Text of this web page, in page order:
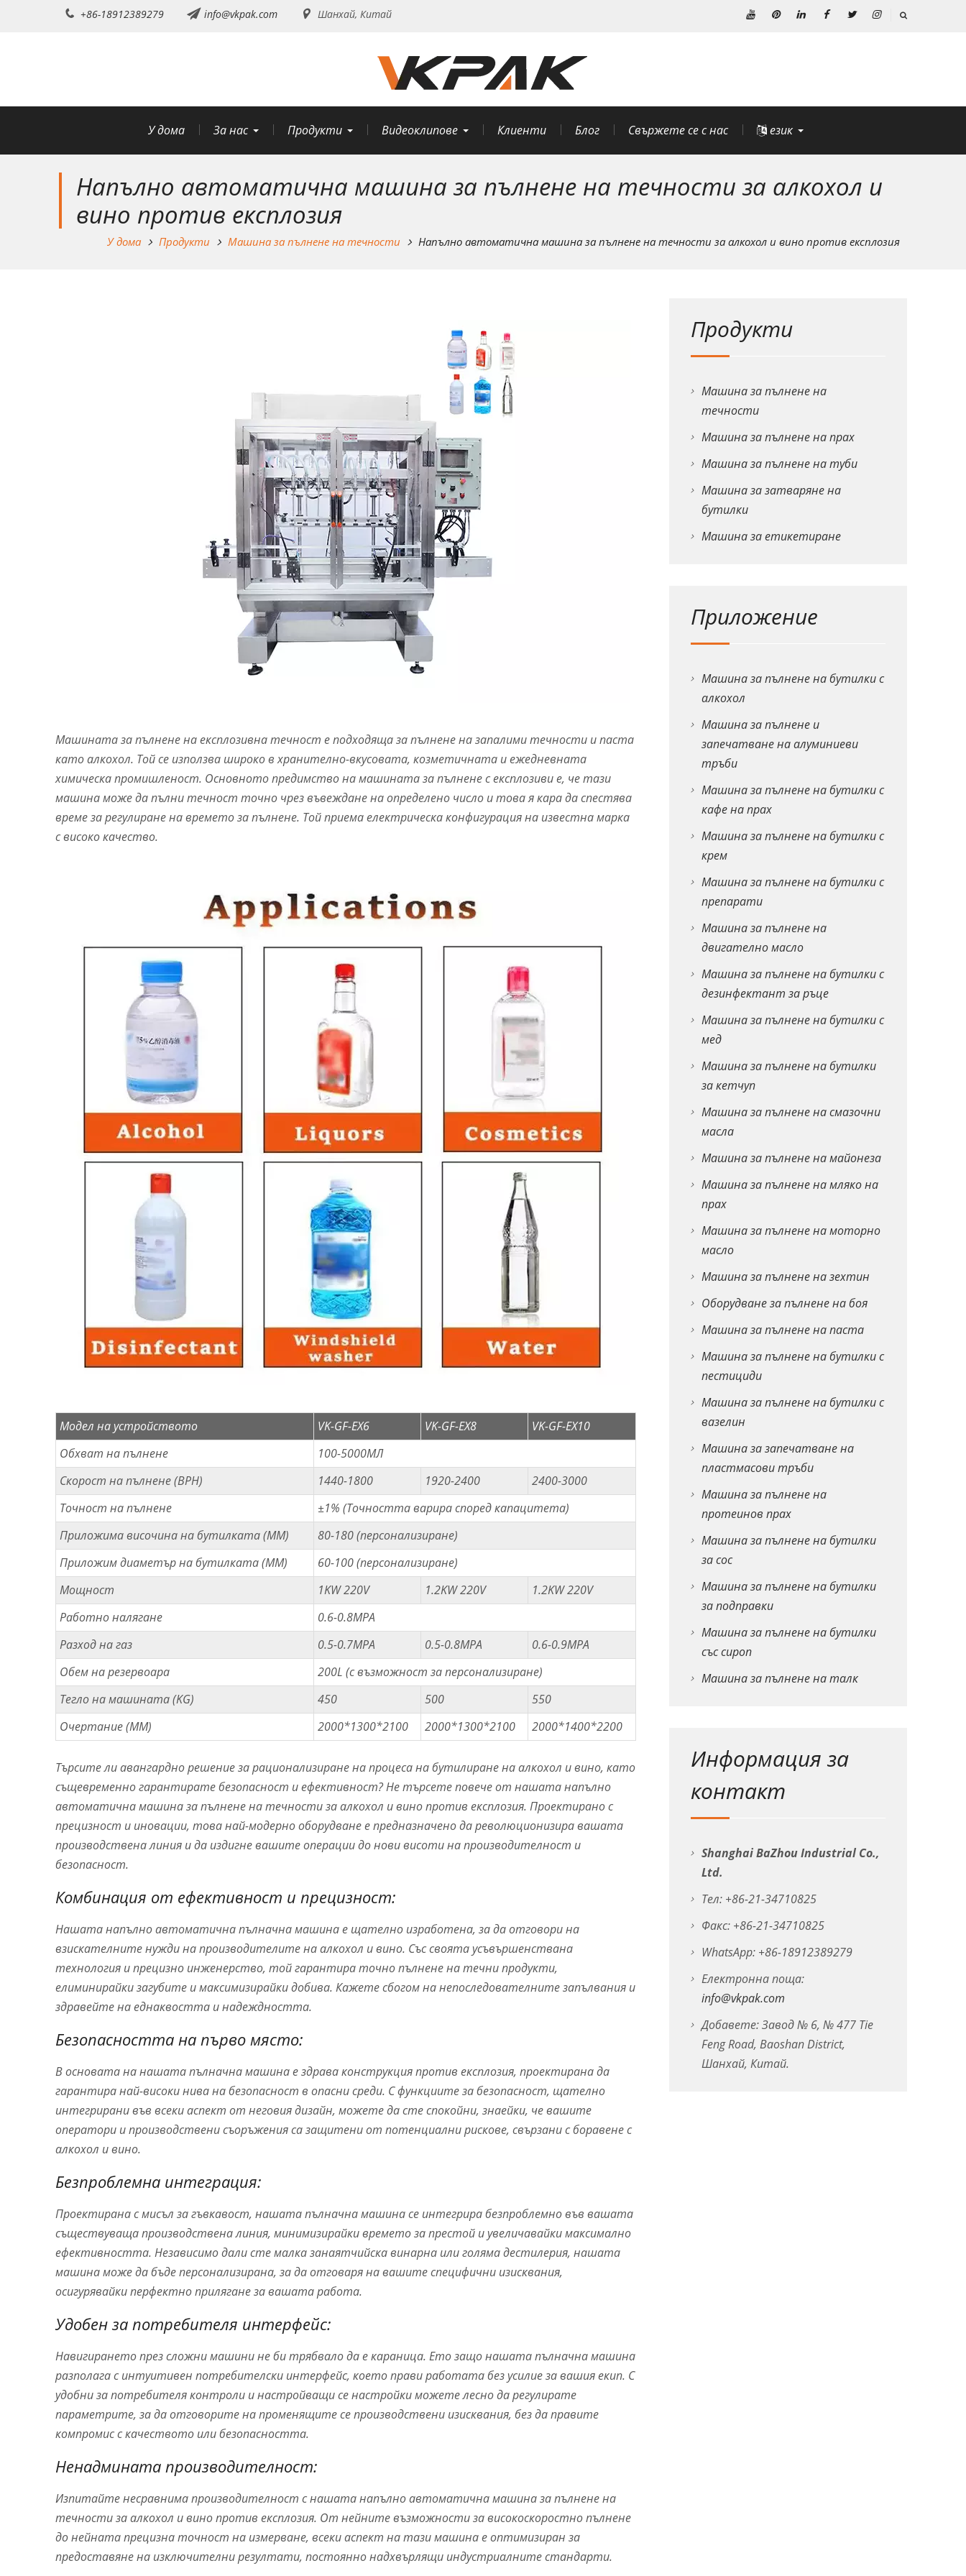
+86-18912389279 info@vkpak.com Шанхай, Китай
У дома За нас Продукти Видеоклипове Клиенти Блог Свържете се с нас език
Напълно автоматична машина за пълнене на течности за алкохол и
вино против експлозия
У дома Продукти Машина за пълнене на течности Напълно автоматична машина за пълнене на течности за алкохол и вино против експлозия
Машината за пълнене на експлозивна течност е подходяща за пълнене на запалими течности и паста
като алкохол. Той се използва широко в хранително-вкусовата, козметичната и ежедневната
химическа промишленост. Основното предимство на машината за пълнене с експлозиви е, че тази
машина може да пълни течност точно чрез въвеждане на определено число и това я кара да спестява
време за регулиране на времето за пълнене. Той приема електрическа конфигурация на известна марка
с високо качество.
Модел на устройството VK-GF-EX6 VK-GF-EX8
VK-GF-EX10
Обхват на пълнене
100-5000МЛ
Скорост на пълнене (BPH)
1440-1800 1920-2400
2400-3000
Точност на пълнене
±1% (Точността варира според капацитета)
Приложима височина на бутилката (MM)
80-180 (персонализиране)
Приложим диаметър на бутилката (MM)
60-100 (персонализиране)
Мощност
1KW 220V 1.2KW 220V
1.2KW 220V
Работно налягане
0.6-0.8MPA
Разход на газ
0.5-0.7MPA 0.5-0.8MPA
0.6-0.9MPA
Обем на резервоара
200L (с възможност за персонализиране)
Тегло на машината (KG)
450 500
550
Очертание (MM)
2000*1300*2100 2000*1300*2100 2000*1400*2200
Търсите ли авангардно решение за рационализиране на процеса на бутилиране на алкохол и вино, като
същевременно гарантирате безопасност и ефективност? Не търсете повече от нашата напълно
автоматична машина за пълнене на течности за алкохол и вино против експлозия. Проектирано с
прецизност и иновации, това най-модерно оборудване е предназначено да революционизира вашата
производствена линия и да издигне вашите операции до нови висоти на производителност и
безопасност.
Комбинация от ефективност и прецизност:
Нашата напълно автоматична пълначна машина е щателно изработена, за да отговори на
взискателните нужди на производителите на алкохол и вино. Със своята усъвършенствана
технология и прецизно инженерство, той гарантира точно пълнене на течни продукти,
елиминирайки загубите и максимизирайки добива. Кажете сбогом на непоследователните запълвания и
здравейте на еднаквостта и надеждността.
Безопасността на първо място:
В основата на нашата пълначна машина е здрава конструкция против експлозия, проектирана да
гарантира най-високи нива на безопасност в опасни среди. С функциите за безопасност, щателно
интегрирани във всеки аспект от неговия дизайн, можете да сте спокойни, знаейки, че вашите
оператори и производствени съоръжения са защитени от потенциални рискове, свързани с боравене с
алкохол и вино.
Безпроблемна интеграция:
Проектирана с мисъл за гъвкавост, нашата пълначна машина се интегрира безпроблемно във вашата
съществуваща производствена линия, минимизирайки времето за престой и увеличавайки максимално
ефективността. Независимо дали сте малка занаятчийска винарна или голяма дестилерия, нашата
машина може да бъде персонализирана, за да отговаря на вашите специфични изисквания,
осигурявайки перфектно прилягане за вашата работа.
Удобен за потребителя интерфейс:
Навигирането през сложни машини не би трябвало да е караница. Ето защо нашата пълначна машина
разполага с интуитивен потребителски интерфейс, което прави работата без усилие за вашия екип. С
удобни за потребителя контроли и настройващи се настройки можете лесно да регулирате
параметрите, за да отговорите на променящите се производствени изисквания, без да правите
компромис с качеството или безопасността.
Ненадмината производителност:
Изпитайте несравнима производителност с нашата напълно автоматична машина за пълнене на
течности за алкохол и вино против експлозия. От нейните възможности за високоскоростно пълнене
до нейната прецизна точност на измерване, всеки аспект на тази машина е оптимизиран за
предоставяне на изключителни резултати, постоянно надхвърлящи индустриалните стандарти.
Продукти
Машина за пълнене на
течности
Машина за пълнене на прах
Машина за пълнене на туби
Машина за затваряне на
бутилки
Машина за етикетиране
Приложение
Машина за пълнене на бутилки с
алкохол
Машина за пълнене и
запечатване на алуминиеви
тръби
Машина за пълнене на бутилки с
кафе на прах
Машина за пълнене на бутилки с
крем
Машина за пълнене на бутилки с
препарати
Машина за пълнене на
двигателно масло
Машина за пълнене на бутилки с
дезинфектант за ръце
Машина за пълнене на бутилки с
мед
Машина за пълнене на бутилки
за кетчуп
Машина за пълнене на смазочни
масла
Машина за пълнене на майонеза
Машина за пълнене на мляко на
прах
Машина за пълнене на моторно
масло
Машина за пълнене на зехтин
Оборудване за пълнене на боя
Машина за пълнене на паста
Машина за пълнене на бутилки с
пестициди
Машина за пълнене на бутилки с
вазелин
Машина за запечатване на
пластмасови тръби
Машина за пълнене на
протеинов прах
Машина за пълнене на бутилки
за сос
Машина за пълнене на бутилки
за подправки
Машина за пълнене на бутилки
със сироп
Машина за пълнене на талк
Информация за
контакт
Shanghai BaZhou Industrial Co.,
Ltd.
Тел: +86-21-34710825
Факс: +86-21-34710825
WhatsApp: +86-18912389279
Електронна поща:
info@vkpak.com
Добавете: Завод № 6, № 477 Tie
Feng Road, Baoshan District,
Шанхай, Китай.